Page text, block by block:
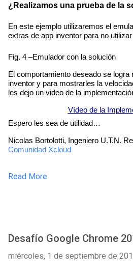
¿Realizamos una prueba de la
En este ejemplo utilizaremos el
extras de app inventor para no
Fig. 4 –Emulador con la solución
El comportamiento deseado se logra
inventor y para mostrarles la
les dejo un video de la
Vídeo de la
Espero les sea de utilidad…
Comunidad Xcloud
Read More
Desafío Google Chrome
miércoles, 1 de septiembre de